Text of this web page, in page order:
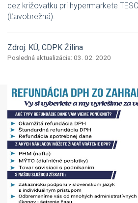
cez križovatku pri hypermarkete
(Ľavobrežná).
Zdroj: KÚ, CDPK Žilina
Posledná aktualizácia: 03. 02. 2020